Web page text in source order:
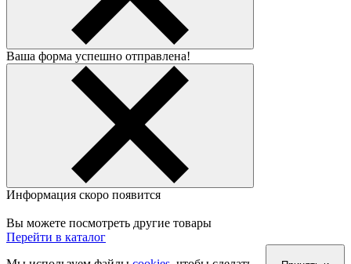
Ваша форма успешно отправлена!
Информация скоро появится
Вы можете посмотреть другие товары
Перейти в каталог